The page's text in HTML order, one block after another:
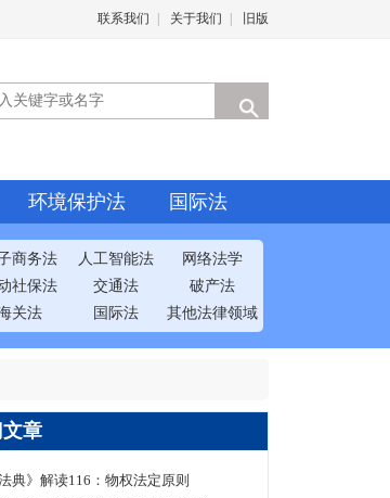
联系我们 关于我们 旧版
环境保护法 国际法
商务法 人工智能法
网络法学
社保法
交通法
破产法
关法
国际法 其他法律领域
章
法典》解读116：物权法定原则